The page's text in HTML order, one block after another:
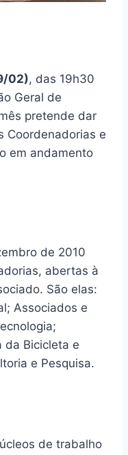
02), das 19h30
Geral de
pretende dar
Coordenadorias e
em andamento
de 2010
abertas à
São elas:
Associados e
da Bicicleta e
e Pesquisa.
de trabalho